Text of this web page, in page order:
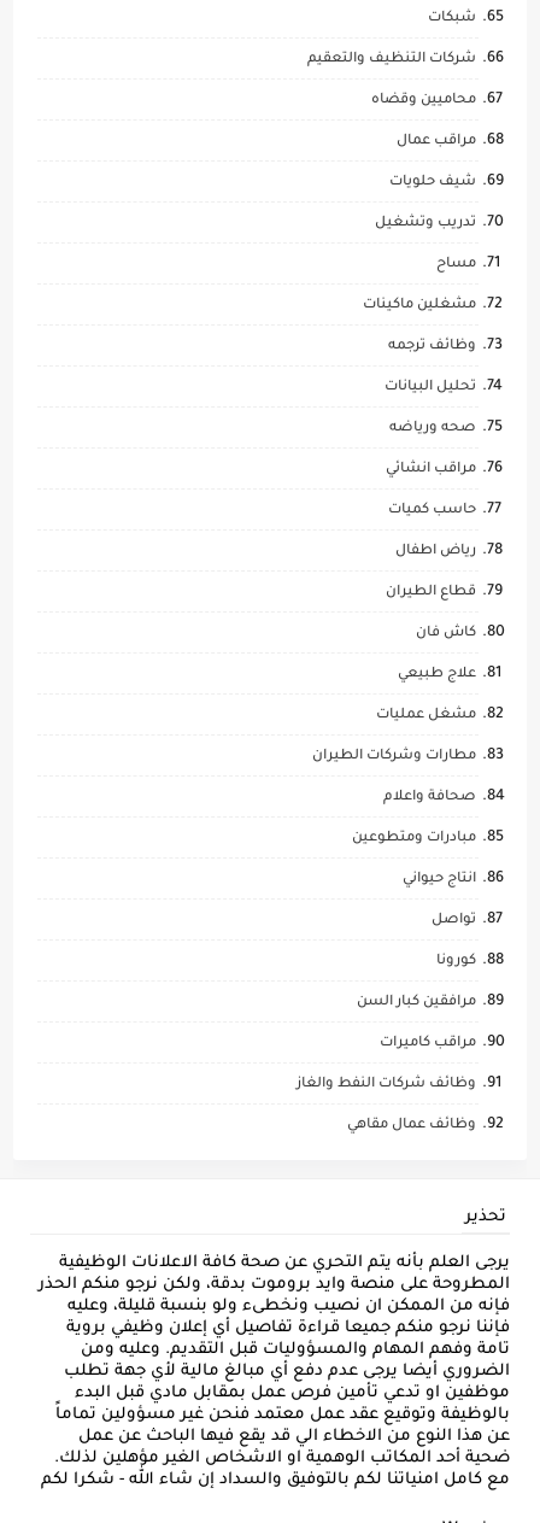
شبكات
شركات التنظيف والتعقيم
محاميين وقضاه
مراقب عمال
شيف حلويات
تدريب وتشغيل
مساح
مشغلين ماكينات
وظائف ترجمه
تحليل البيانات
صحه ورياضه
مراقب انشائي
حاسب كميات
رياض اطفال
قطاع الطيران
كاش فان
علاج طبيعي
مشغل عمليات
مطارات وشركات الطيران
صحافة واعلام
مبادرات ومتطوعين
انتاج حيواني
تواصل
كورونا
مرافقين كبار السن
مراقب كاميرات
وظائف شركات النفط والغاز
وظائف عمال مقاهي
تحذير
يرجى العلم بأنه يتم التحري عن صحة كافة الاعلانات الوظيفية
المطروحة على منصة وايد بروموت بدقة، ولكن نرجو منكم الحذر
فإنه من الممكن ان نصيب ونخطىء ولو بنسبة قليلة، وعليه
فإننا نرجو منكم جميعا قراءة تفاصيل أي إعلان وظيفي بروية
تامة وفهم المهام والمسؤوليات قبل التقديم. وعليه ومن
الضروري أيضا يرجى عدم دفع أي مبالغ مالية لأي جهة تطلب
موظفين او تدعي تأمين فرص عمل بمقابل مادي قبل البدء
بالوظيفة وتوقيع عقد عمل معتمد فنحن غير مسؤولين تماماً
عن هذا النوع من الاخطاء الي قد يقع فيها الباحث عن عمل
ضحية أحد المكاتب الوهمية او الاشخاص الغير مؤهلين لذلك.
مع كامل امنياتنا لكم بالتوفيق والسداد إن شاء الله - شكرا لكم